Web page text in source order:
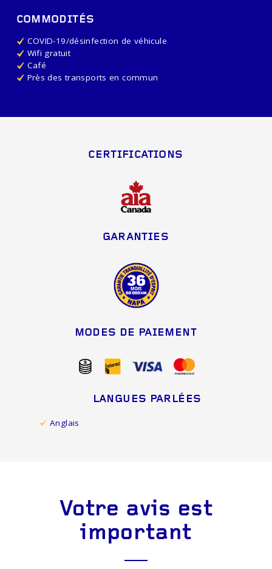
COMMODITÉS
COVID-19/désinfection de véhicule
Wifi gratuit
Café
Près des transports en commun
CERTIFICATIONS
GARANTIES
MODES DE PAIEMENT
LANGUES PARLÉES
Anglais
Votre avis est
important